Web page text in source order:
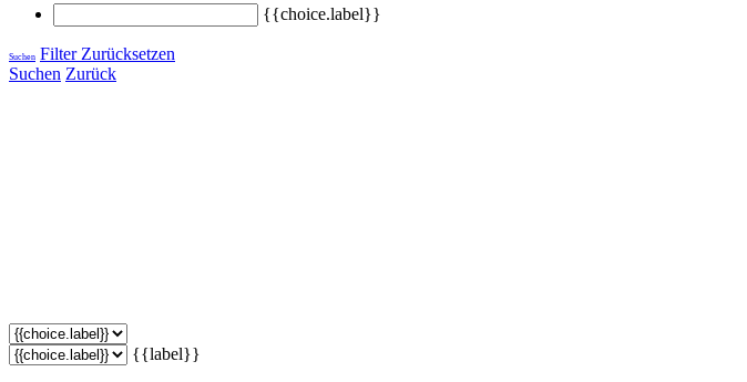
{{choice.label}}
Suchen Filter Zurücksetzen
Suchen Zurück
{{label}}